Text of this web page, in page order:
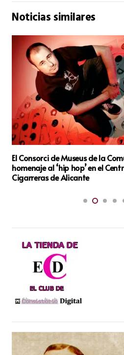
Noticias similares
Alicante impulsa la
Ana del Castillo de Santa